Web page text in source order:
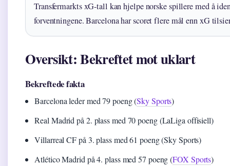
Transfermarkts xG-tall kan hjelpe norske spillere med å
forventningene. Barcelona har scoret flere mål enn xG
Oversikt: Bekreftet mot uklart
Bekreftede fakta
Barcelona leder med 79 poeng (Sky Sports)
Real Madrid på 2. plass med 70 poeng (LaLiga offisiell)
Villarreal CF på 3. plass med 61 poeng (Sky Sports)
Atlético Madrid på 4. plass med 57 poeng (FOX Sports)